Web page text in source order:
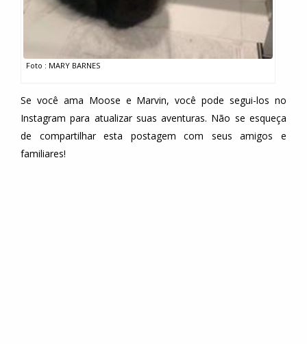
Foto : MARY BARNES
Se você ama Moose e Marvin, você pode segui-los no
Instagram para atualizar suas aventuras. Não se esqueça
de compartilhar esta postagem com seus amigos e
familiares!